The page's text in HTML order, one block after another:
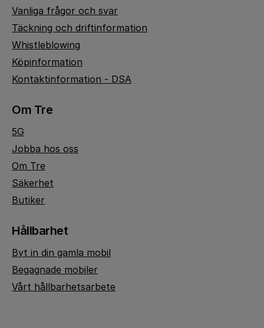
Vanliga frågor och svar
Täckning och driftinformation
Whistleblowing
Köpinformation
Kontaktinformation - DSA
Om Tre
5G
Jobba hos oss
Om Tre
Säkerhet
Butiker
Hållbarhet
Byt in din gamla mobil
Begagnade mobiler
Vårt hållbarhetsarbete